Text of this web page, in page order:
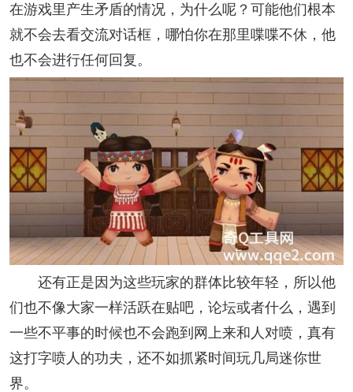
在游戏里产生矛盾的情况，为什么呢？可能他们根本
就不会去看交流对话框，哪怕你在那里喋喋不休，他
也不会进行任何回复。
还有正是因为这些玩家的群体比较年轻，所以他
们也不像大家一样活跃在贴吧，论坛或者什么，遇到
一些不平事的时候也不会跑到网上来和人对喷，真有
这打字喷人的功夫，还不如抓紧时间玩几局迷你世
界。